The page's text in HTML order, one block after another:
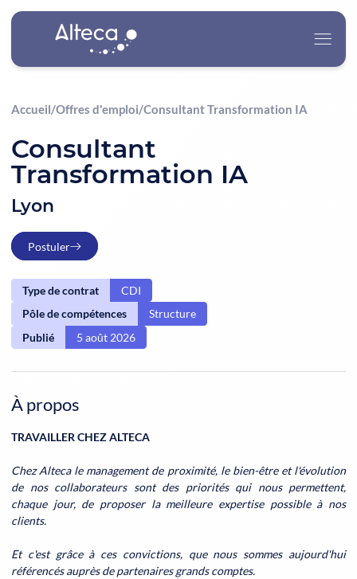
Nos Services
Nos Secteurs d’Activité
Carrière
Actualités
Accueil/Offres d'emploi/Consultant Transformation IA
Consultant
Transformation IA
Lyon
Postuler
Type de contrat
CDI
Pôle de compétences
Structure
Publié
5 août 2026
À propos
TRAVAILLER CHEZ ALTECA
Chez Alteca le management de proximité, le bien-être et l'évolution
de nos collaborateurs sont des priorités qui nous permettent,
chaque jour, de proposer la meilleure expertise possible à nos
clients.
Et c'est grâce à ces convictions, que nous sommes aujourd'hui
référencés auprès de partenaires grands comptes.